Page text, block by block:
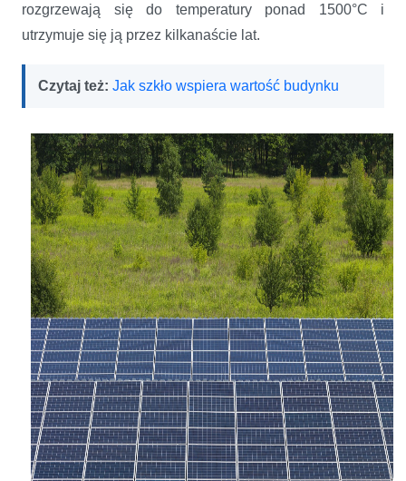
rozgrzewają się do temperatury ponad 1500°C i
utrzymuje się ją przez kilkanaście lat.
Czytaj też: Jak szkło wspiera wartość budynku